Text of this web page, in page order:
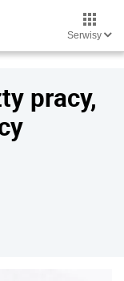
Serwisy
pracy,